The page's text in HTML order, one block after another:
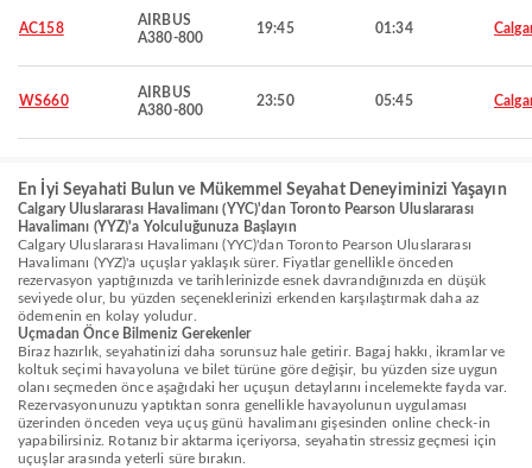
AC158
AIRBUS
A380-800
19:45 01:34
WS660
AIRBUS
A380-800
23:50 05:45
En İyi Seyahati Bulun ve Mükemmel Seyahat Deneyiminizi Yaşayın
Calgary Uluslararası Havalimanı (YYC)'dan Toronto Pearson Uluslararası
Havalimanı (YYZ)'a Yolculuğunuza Başlayın
Calgary Uluslararası Havalimanı (YYC)'dan Toronto Pearson Uluslararası
Havalimanı (YYZ)'a uçuşlar yaklaşık sürer. Fiyatlar genellikle önceden
rezervasyon yaptığınızda ve tarihlerinizde esnek davrandığınızda en düşük
seviyede olur, bu yüzden seçeneklerinizi erkenden karşılaştırmak daha az
ödemenin en kolay yoludur.
Uçmadan Önce Bilmeniz Gerekenler
Biraz hazırlık, seyahatinizi daha sorunsuz hale getirir. Bagaj hakkı, ikramlar ve
koltuk seçimi havayoluna ve bilet türüne göre değişir, bu yüzden size uygun
olanı seçmeden önce aşağıdaki her uçuşun detaylarını incelemekte fayda var.
Rezervasyonunuzu yaptıktan sonra genellikle havayolunun uygulaması
üzerinden önceden veya uçuş günü havalimanı gişesinden online check-in
yapabilirsiniz. Rotanız bir aktarma içeriyorsa, seyahatin stressiz geçmesi için
uçuşlar arasında yeterli süre bırakın.